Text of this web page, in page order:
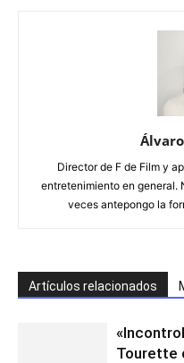
Director de F de Film y
entretenimiento en general.
veces antepongo la
Artículos relacionados
Tourette